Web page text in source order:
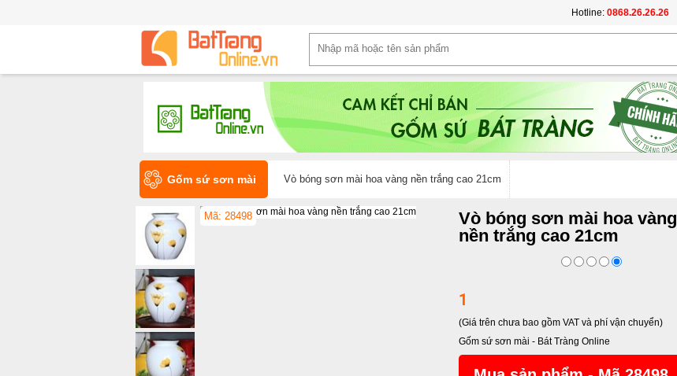
Hotline: 0868.26.26.26
Gốm sứ sơn mài Vò bóng sơn mài hoa vàng nền trắng cao 21cm
Mã: 28498
Vò bóng sơn mài hoa vàng
nền trắng cao 21cm
1
(Giá trên chưa bao gồm VAT và phí vận chuyển)
Gốm sứ sơn mài - Bát Tràng Online